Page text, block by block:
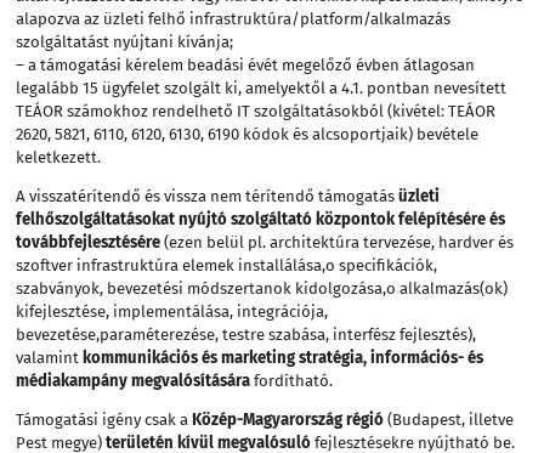
alapozva az üzleti felhő infrastruktúra/platform/alkalmazás
szolgáltatást nyújtani kívánja;
– a támogatási kérelem beadási évét megelőző évben átlagosan
legalább 15 ügyfelet szolgált ki, amelyektől a 4.1. pontban nevesített
TEÁOR számokhoz rendelhető IT szolgáltatásokból (kivétel: TEÁOR
2620, 5821, 6110, 6120, 6130, 6190 kódok és alcsoportjaik) bevétele
keletkezett.
A visszatérítendő és vissza nem térítendő támogatásüzleti
felhőszolgáltatásokat nyújtó szolgáltató központok felépítésére és
továbbfejlesztésére (ezen belül pl. architektúra tervezése, hardver és
szoftver infrastruktúra elemek installálása,o specifikációk,
szabványok, bevezetési módszertanok kidolgozása,o alkalmazás(ok)
kifejlesztése, implementálása, integrációja,
bevezetése,paraméterezése, testre szabása, interfész fejlesztés),
valamint kommunikációs és marketing stratégia, információs- és
médiakampány megvalósítására fordítható.
Támogatási igény csak a Közép-Magyarország régió (Budapest, illetve
Pest megye)területén kívül megvalósuló fejlesztésekre nyújtható be.